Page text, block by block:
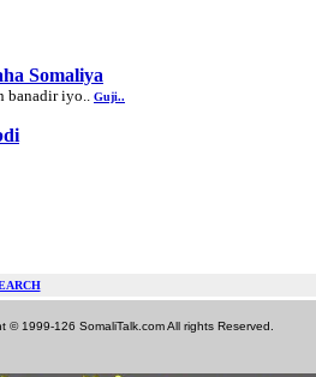
Somaliya
banadir iyo.. Guji..
© 1999-126 SomaliTalk.com All rights Reserved.